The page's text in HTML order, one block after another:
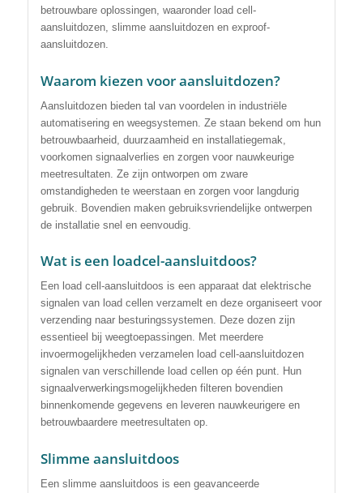
betrouwbare oplossingen, waaronder load cell-
aansluitdozen, slimme aansluitdozen en exproof-
aansluitdozen.
Waarom kiezen voor aansluitdozen?
Aansluitdozen bieden tal van voordelen in industriële
automatisering en weegsystemen. Ze staan ​​bekend om hun
betrouwbaarheid, duurzaamheid en installatiegemak,
voorkomen signaalverlies en zorgen voor nauwkeurige
meetresultaten. Ze zijn ontworpen om zware
omstandigheden te weerstaan ​​en zorgen voor langdurig
gebruik. Bovendien maken gebruiksvriendelijke ontwerpen
de installatie snel en eenvoudig.
Wat is een loadcel-aansluitdoos?
Een load cell-aansluitdoos is een apparaat dat elektrische
signalen van load cellen verzamelt en deze organiseert voor
verzending naar besturingssystemen. Deze dozen zijn
essentieel bij weegtoepassingen. Met meerdere
invoermogelijkheden verzamelen load cell-aansluitdozen
signalen van verschillende load cellen op één punt. Hun
signaalverwerkingsmogelijkheden filteren bovendien
binnenkomende gegevens en leveren nauwkeurigere en
betrouwbaardere meetresultaten op.
Slimme aansluitdoos
Een slimme aansluitdoos is een geavanceerde